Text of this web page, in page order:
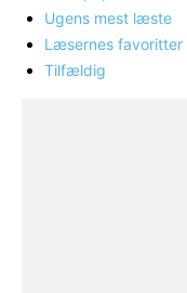
Ugens mest læste
Læsernes favoritter
Tilfældig